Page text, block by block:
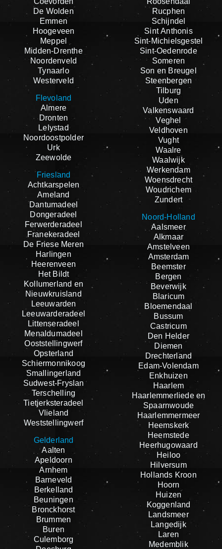
De Wolden
Emmen
Hoogeveen
Meppel
Midden-Drenthe
Noordenveld
Tynaarlo
Westerveld
Flevoland
Almere
Dronten
Lelystad
Noordoostpolder
Urk
Zeewolde
Friesland
Achtkarspelen
Ameland
Dantumadeel
Dongeradeel
Ferwerderadeel
Franekeradeel
De Friese Meren
Harlingen
Heerenveen
Het Bildt
Kollumerland en
Nieuwkruisland
Leeuwarden
Leeuwarderadeel
Littenseradeel
Menaldumadeel
Ooststellingwerf
Opsterland
Schiermonnikoog
Smallingerland
Sudwest-Fryslan
Terschelling
Tietjerksteradeel
Vlieland
Weststellingwerf
Gelderland
Aalten
Apeldoorn
Arnhem
Barneveld
Berkelland
Beuningen
Bronckhorst
Brummen
Buren
Culemborg
Rucphen
Schijndel
Sint Anthonis
Sint-Michielsgestel
Sint-Oedenrode
Someren
Son en Breugel
Steenbergen
Tilburg
Uden
Valkenswaard
Veghel
Veldhoven
Vught
Waalre
Waalwijk
Werkendam
Woensdrecht
Woudrichem
Zundert
Noord-Holland
Aalsmeer
Alkmaar
Amstelveen
Amsterdam
Beemster
Bergen
Beverwijk
Blaricum
Bloemendaal
Bussum
Castricum
Den Helder
Diemen
Drechterland
Edam-Volendam
Enkhuizen
Haarlem
Haarlemmerliede en
Spaarnwoude
Haarlemmermeer
Heemskerk
Heemstede
Heerhugowaard
Heiloo
Hilversum
Hollands Kroon
Hoorn
Huizen
Koggenland
Landsmeer
Langedijk
Laren
Medemblik